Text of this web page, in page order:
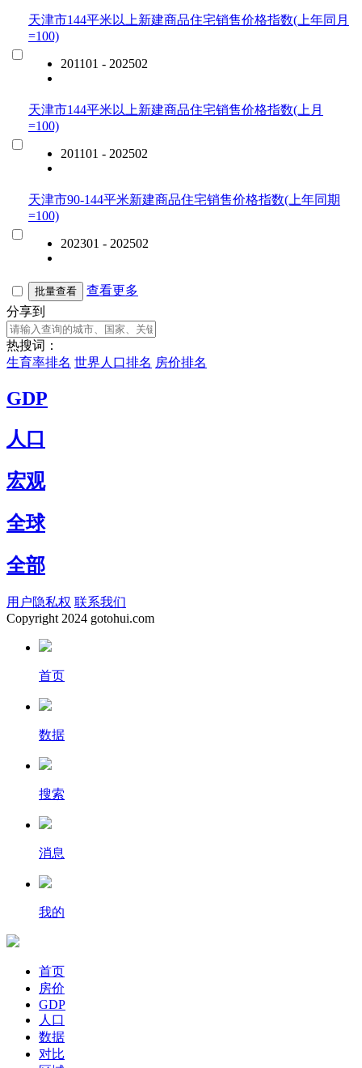
天津市144平米以上新建商品住宅销售价格指数(上年同月
=100)
201101 - 202502
天津市144平米以上新建商品住宅销售价格指数(上月
=100)
201101 - 202502
天津市90-144平米新建商品住宅销售价格指数(上年同期
=100)
202301 - 202502
批量查看
查看更多
分享到
热搜词：
生育率排名 世界人口排名 房价排名
GDP
人口
宏观
全球
全部
用户隐私权 联系我们
Copyright 2024 gotohui.com
首页
数据
搜索
消息
我的
首页
房价
GDP
人口
数据
对比